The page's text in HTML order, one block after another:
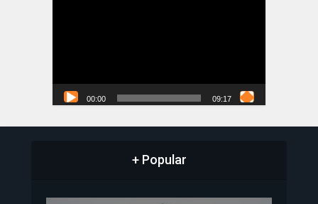
00:00 09:17
+ Popular